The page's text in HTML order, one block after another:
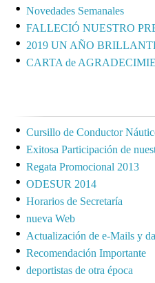
Novedades Semanales
FALLECIÓ NUESTRO
2019 UN AÑO
CARTA de
Cursillo de Conductor
Exitosa Participación de
Regata Promocional 2013
ODESUR 2014
Horarios de Secretaría
nueva Web
Actualización de e-Mails y
Recomendación Importante
deportistas de otra época